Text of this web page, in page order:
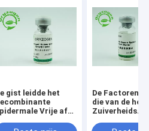
gist leidde het
Vrije af
EGF
De
die van de
Zuiverheids
Epidermale